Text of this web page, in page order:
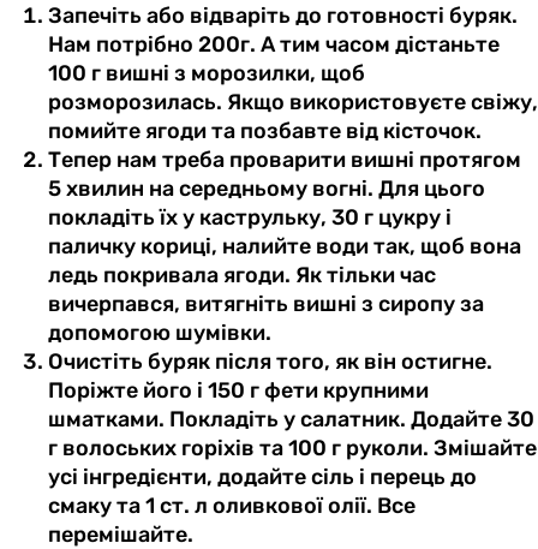
Запечіть або відваріть до готовності буряк.
Нам потрібно 200г. А тим часом дістаньте
100 г вишні з морозилки, щоб
розморозилась. Якщо використовуєте свіжу,
помийте ягоди та позбавте від кісточок.
Тепер нам треба проварити вишні протягом
5 хвилин на середньому вогні. Для цього
покладіть їх у каструльку, 30 г цукру і
паличку кориці, налийте води так, щоб вона
ледь покривала ягоди. Як тільки час
вичерпався, витягніть вишні з сиропу за
допомогою шумівки.
Очистіть буряк після того, як він остигне.
Поріжте його і 150 г фети крупними
шматками. Покладіть у салатник. Додайте 30
г волоських горіхів та 100 г руколи. Змішайте
усі інгредієнти, додайте сіль і перець до
смаку та 1 ст. л оливкової олії. Все
перемішайте.